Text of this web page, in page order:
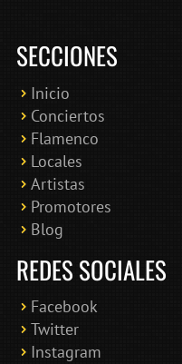
SECCIONES
Inicio
Conciertos
Flamenco
Locales
Artistas
Promotores
Blog
REDES SOCIALES
Facebook
Twitter
Instagram